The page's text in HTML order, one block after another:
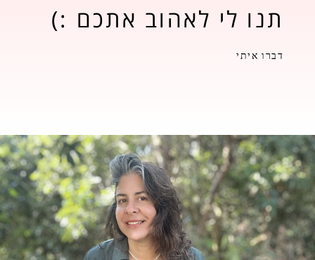
תנו לי לאהוב אתכם :)
דברו איתי